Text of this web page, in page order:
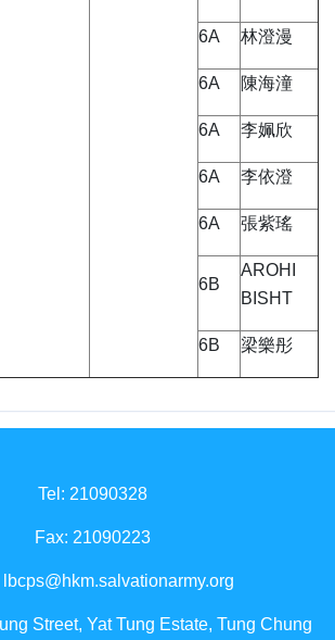
6A 林澄漫
6A 陳海潼
6A 李姵欣
6A 李依澄
6A 張紫瑤
6B
AROHI
BISHT
6B 梁樂彤
Tel: 21090328
Fax: 21090223
lbcps@hkm.salvationarmy.org
Street, Yat Tung Estate, Tung Chung